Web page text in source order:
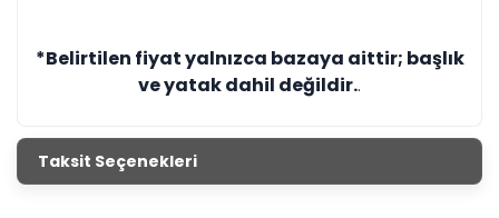
*Belirtilen fiyat yalnızca bazaya aittir; başlık
ve yatak dahil değildir..
Taksit Seçenekleri